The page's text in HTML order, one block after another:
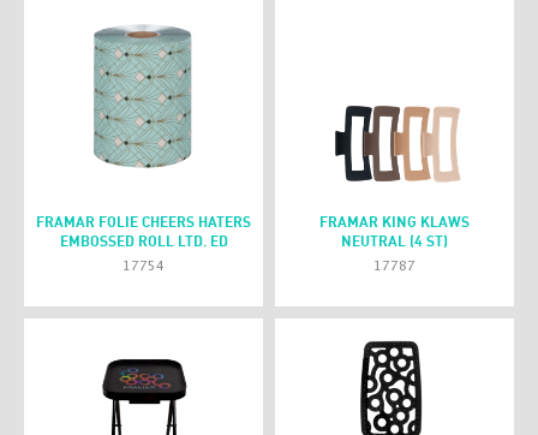
FRAMAR FOLIE CHEERS HATERS
EMBOSSED ROLL LTD. ED
17754
FRAMAR KING KLAWS
NEUTRAL (4 ST)
17787